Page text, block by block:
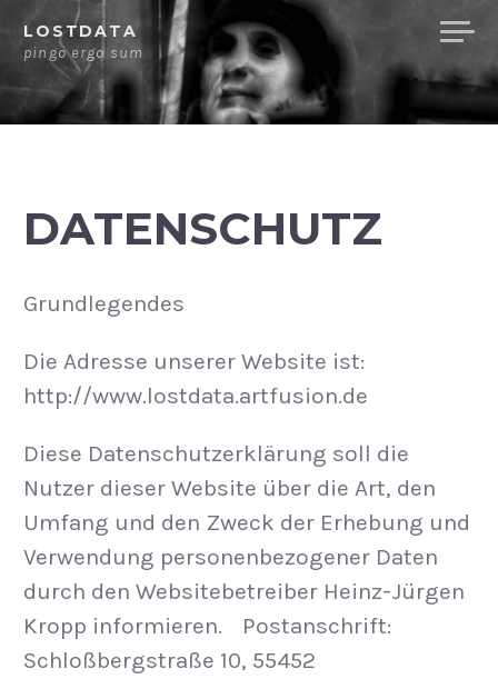
Skip
content
LOSTDATA
pingo ergo sum
DATENSCHUTZ
Grundlegendes
Die Adresse unserer Website ist:
http://www.lostdata.artfusion.de
Diese Datenschutzerklärung soll die
Nutzer dieser Website über die Art, den
Umfang und den Zweck der Erhebung und
Verwendung personenbezogener Daten
durch den Websitebetreiber Heinz-Jürgen
Kropp informieren. Postanschrift:
Schloßbergstraße 10, 55452